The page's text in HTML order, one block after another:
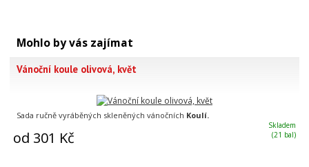
Mohlo by vás zajímat
Vánoční koule olivová, květ
Sada ručně vyráběných skleněných vánočních Koulí.
od 301 Kč
Skladem
(21 bal)